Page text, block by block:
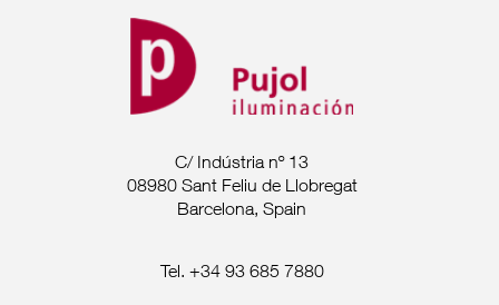
C/ Indústria nº 13
08980 Sant Feliu de Llobregat
Barcelona, Spain
Tel. +34 93 685 7880